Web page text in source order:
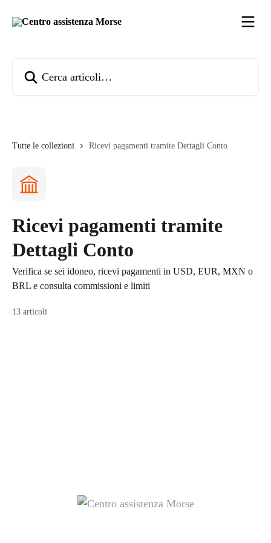
Tutte le collezioni Ricevi pagamenti tramite Dettagli Conto
Ricevi pagamenti tramite
Dettagli Conto
Verifica se sei idoneo, ricevi pagamenti in USD, EUR, MXN o
BRL e consulta commissioni e limiti
13 articoli